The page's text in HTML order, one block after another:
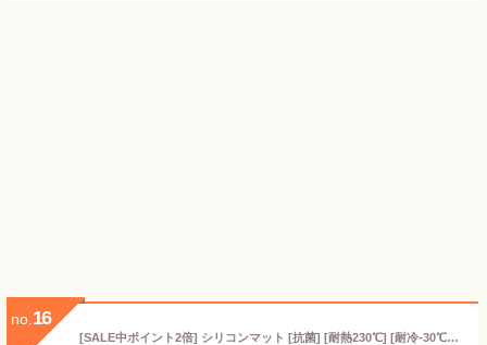
no. 16
[SALE中ポイント2倍] シリコンマット [抗菌] [耐熱230℃] [耐冷-30℃] 調理台保護マット 40x60cm キッチン シンクマット 調理台シリコンマット 調理台 マット 電子レンジ庫内汚れ防止マット レンジマット 調理台保護シート silicone mat 乳白色 グレー ホワイト ブラック